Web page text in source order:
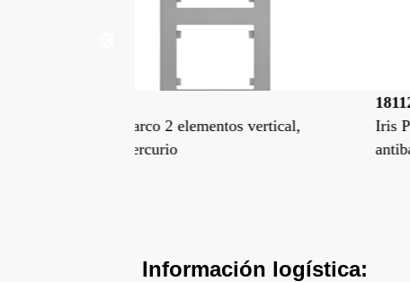
Iris Plus, marco 2 elementos vertical,
antibacteriano
Información logística: